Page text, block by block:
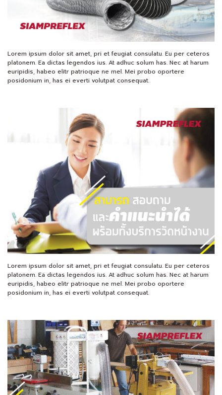
Lorem ipsum dolor sit amet, pri et feugiat consulatu. Eu per ceteros
platonem. Ea dictas legendos ius. At adhuc solum has. Nec at harum
euripidis, habeo elitr patrioque ne mel. Mei probo oportere
posidonium in, has ei everti volutpat consequat.
Lorem ipsum dolor sit amet, pri et feugiat consulatu. Eu per ceteros
platonem. Ea dictas legendos ius. At adhuc solum has. Nec at harum
euripidis, habeo elitr patrioque ne mel. Mei probo oportere
posidonium in, has ei everti volutpat consequat.